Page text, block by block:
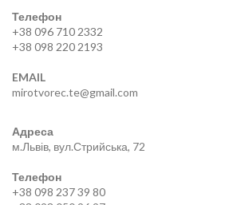
Телефон
+38 096 710 2332
+38 098 220 2193
EMAIL
mirotvorec.te@gmail.com
Адреса
м.Львів, вул.Стрийська, 72
Телефон
+38 098 237 39 80